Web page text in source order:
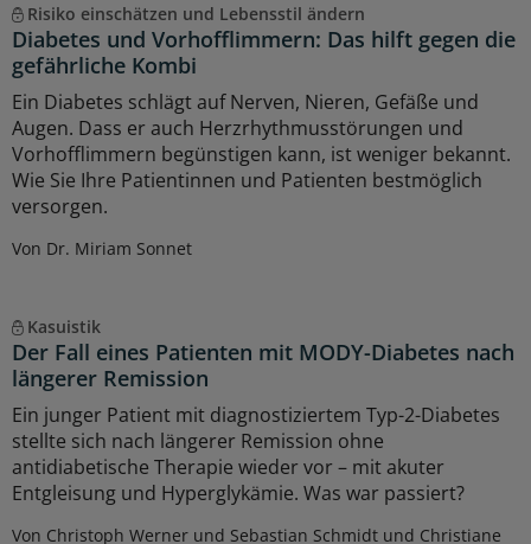
Risiko einschätzen und Lebensstil ändern
Diabetes und Vorhofflimmern: Das hilft gegen die
gefährliche Kombi
Ein Diabetes schlägt auf Nerven, Nieren, Gefäße und
Augen. Dass er auch Herzrhythmusstörungen und
Vorhofflimmern begünstigen kann, ist weniger bekannt.
Wie Sie Ihre Patientinnen und Patienten bestmöglich
versorgen.
Von Dr. Miriam Sonnet
Kasuistik
Der Fall eines Patienten mit MODY-Diabetes nach
längerer Remission
Ein junger Patient mit diagnostiziertem Typ-2-Diabetes
stellte sich nach längerer Remission ohne
antidiabetische Therapie wieder vor – mit akuter
Entgleisung und Hyperglykämie. Was war passiert?
Von Christoph Werner und Sebastian Schmidt und Christiane